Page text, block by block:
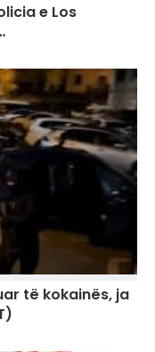
e Los
të kokainës, ja